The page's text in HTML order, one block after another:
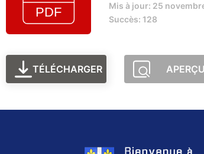
Mis à jour: 25
Succès: 128
TÉLÉCHARGER APERÇU